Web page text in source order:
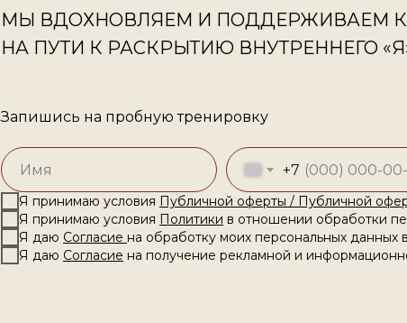
Запишись на пробную тренировку
+7
Я принимаю условия Публичной оферты / Публичной
Я принимаю условия Политики в отношении обработки
Я даю Согласие на обработку моих персональных данных
Я даю Согласие на получение рекламной и
МЫ ВДОХНОВЛЯЕМ И ПОДДЕРЖИВАЕМ
НА ПУТИ К РАСКРЫТИЮ ВНУТРЕННЕГО